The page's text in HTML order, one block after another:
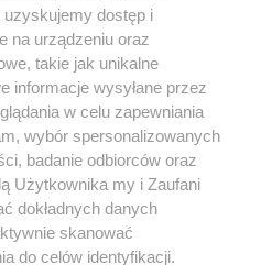
Prywatność
Praca Łódź
the:protocol
dostęp i
na urządzeniu oraz
takie jak unikalne
informacje wysyłane przez
w celu zapewniania
wybór spersonalizowanych
badanie odbiorców oraz
Użytkownika my i Zaufani
dokładnych danych
skanować
do celów identyfikacji.